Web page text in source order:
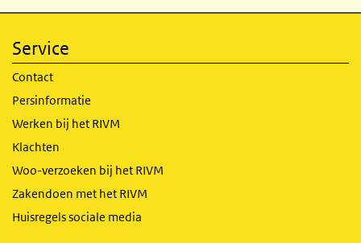
Service
Contact
Persinformatie
Werken bij het RIVM
Klachten
Woo-verzoeken bij het RIVM
Zakendoen met het RIVM
Huisregels sociale media